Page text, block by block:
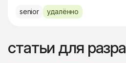
senior удалённо
статьи для